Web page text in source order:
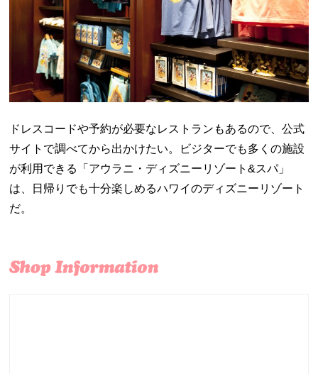
ドレスコードや予約が必要なレストランもあるので、公式
サイトで調べてから出かけたい。ビジターでも多くの施設
が利用できる「アウラニ・ディズニーリゾート&スパ」
は、日帰りでも十分楽しめるハワイのディズニーリゾート
だ。